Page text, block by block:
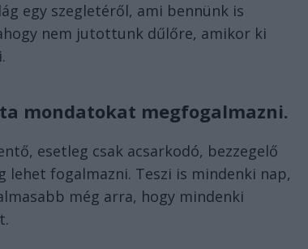
egy szegletéről, ami bennünk is
nem jutottunk dűlőre, amikor ki
mondatokat megfogalmazni.
esetleg csak acsarkodó, bezzegelő
lehet fogalmazni. Teszi is mindenki nap,
még arra, hogy mindenki